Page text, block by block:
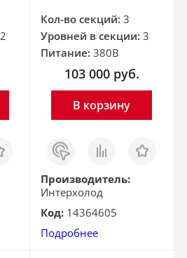
2
Кол-во секций: 3
Уровней в секции: 3
Питание: 380В
103 000 руб.
В корзину
Заказ
в 1
клик
Сравнить Отложить
Производитель:
Интерхолод
Код: 14364605
Подробнее